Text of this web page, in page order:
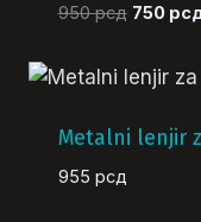
950рсд
bila:
750
Metalni lenjir
955 рсд